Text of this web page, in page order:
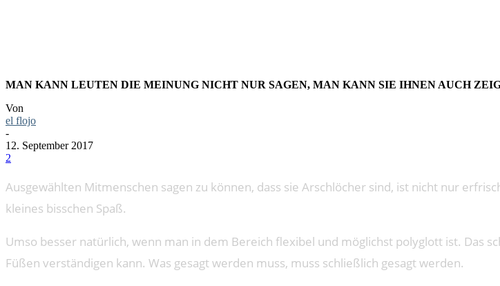
MAN KANN LEUTEN DIE MEINUNG NICHT NUR SAGEN, MAN KANN SIE IHNEN AUCH
Von
el flojo
-
12. September 2017
2
Ausgewählten Mitmenschen sagen zu können, dass sie Arschlöcher sind, ist nicht nur
kleines bisschen Spaß.
Umso besser natürlich, wenn man in dem Bereich flexibel und möglichst polyglott ist. Das
Füßen verständigen kann. Was gesagt werden muss, muss schließlich gesagt werden.